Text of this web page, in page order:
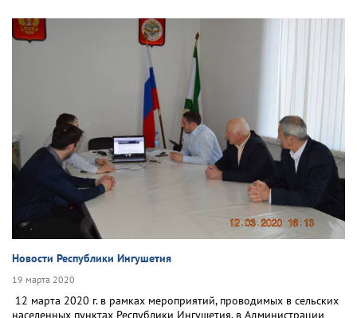
Новости Республики Ингушетия
19 марта 2020
12 марта 2020 г. в рамках мероприятий, проводимых в сельских
населенных пунктах Республики Ингушетия, в Администрации